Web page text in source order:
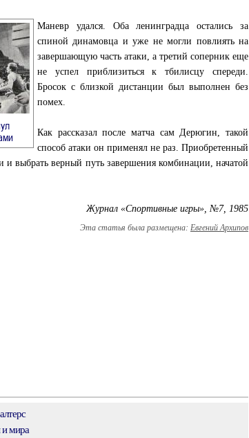
Маневр удался. Оба ленинградца остались за
спиной динамовца и уже не могли повлиять на
завершающую часть атаки, а третий соперник еще
не успел приблизиться к тбилисцу спереди.
Бросок с близкой дистанции был выполнен без
помех.
Как рассказал после матча сам Дерюгин, такой
способ атаки он применял не раз. Приобретенный
и выбрать верный путь завершения комбинации, начатой
Журнал «Спортивные игры», №7, 1985
Эта статья была размещена: Евгений Архипов
мира